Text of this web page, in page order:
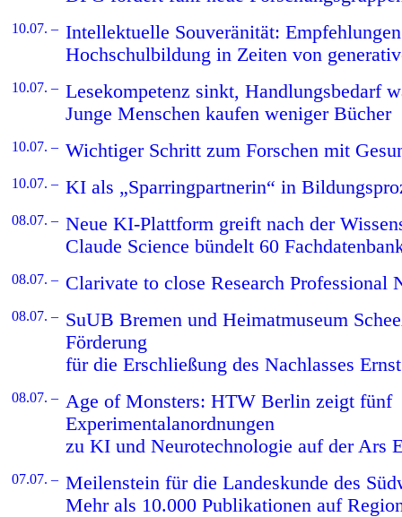
10.07. – Intellektuelle Souveränität:
Hochschulbildung in Zeiten von
10.07. – Lesekompetenz sinkt, Handlungsbedarf
Junge Menschen kaufen weniger Bücher
10.07. – Wichtiger Schritt zum Forschen mit
10.07. – KI als „Sparringpartnerin“ in
08.07. – Neue KI-Plattform greift nach der
Claude Science bündelt 60
08.07. – Clarivate to close Research Professional
08.07. – SuUB Bremen und Heimatmuseum
Förderung
für die Erschließung des Nachlasses
08.07. – Age of Monsters: HTW Berlin zeigt fünf
Experimentalanordnungen
zu KI und Neurotechnologie auf der Ars
07.07. – Meilenstein für die Landeskunde des
Mehr als 10.000 Publikationen auf